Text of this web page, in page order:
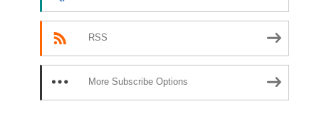
RSS
More Subscribe Options